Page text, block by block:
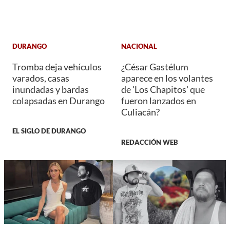
DURANGO
Tromba deja vehículos
varados, casas
inundadas y bardas
colapsadas en Durango
EL SIGLO DE DURANGO
NACIONAL
¿César Gastélum
aparece en los volantes
de 'Los Chapitos' que
fueron lanzados en
Culiacán?
REDACCIÓN WEB